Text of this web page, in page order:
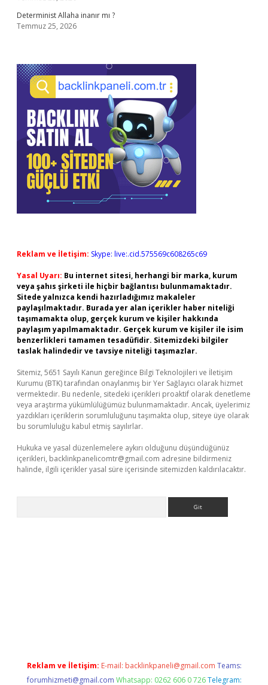
Determinist Allaha inanır mı ?
Temmuz 25, 2026
Reklam ve İletişim: Skype: live:.cid.575569c608265c69
Yasal Uyarı: Bu internet sitesi, herhangi bir marka, kurum
veya şahıs şirketi ile hiçbir bağlantısı bulunmamaktadır.
Sitede yalnızca kendi hazırladığımız makaleler
paylaşılmaktadır. Burada yer alan içerikler haber niteliği
taşımamakta olup, gerçek kurum ve kişiler hakkında
paylaşım yapılmamaktadır. Gerçek kurum ve kişiler ile isim
benzerlikleri tamamen tesadüfidir. Sitemizdeki bilgiler
taslak halindedir ve tavsiye niteliği taşımazlar.
Sitemiz, 5651 Sayılı Kanun gereğince Bilgi Teknolojileri ve İletişim
Kurumu (BTK) tarafından onaylanmış bir Yer Sağlayıcı olarak hizmet
vermektedir. Bu nedenle, sitedeki içerikleri proaktif olarak denetleme
veya araştırma yükümlülüğümüz bulunmamaktadır. Ancak, üyelerimiz
yazdıkları içeriklerin sorumluluğunu taşımakta olup, siteye üye olarak
bu sorumluluğu kabul etmiş sayılırlar.
Hukuka ve yasal düzenlemelere aykırı olduğunu düşündüğünüz
içerikleri, backlinkpanelicomtr@gmail.com adresine bildirmeniz
halinde, ilgili içerikler yasal süre içerisinde sitemizden kaldırılacaktır.
Reklam ve İletişim: E-mail: backlinkpaneli@gmail.com Teams:
forumhizmeti@gmail.com Whatsapp: 0262 606 0 726 Telegram: